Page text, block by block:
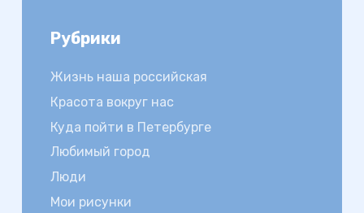
Рубрики
Жизнь наша российская
Красота вокруг нас
Куда пойти в Петербурге
Любимый город
Люди
Мои рисунки